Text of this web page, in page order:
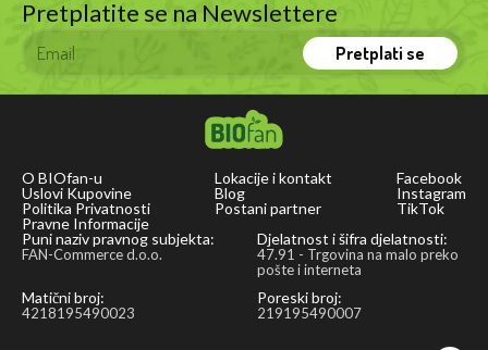
Pretplatite se na Newslettere
Pretplati se
O BIOfan-u
Uslovi Kupovine
Politika Privatnosti
Lokacije i kontakt
Blog
Postani partner
Facebook
Instagram
TikTok
Pravne Informacije
Puni naziv pravnog subjekta:
FAN-Commerce d.o.o.
Djelatnost i šifra djelatnosti:
47.91 - Trgovina na malo preko
pošte i interneta
Matični broj:
4218195490023
Poreski broj:
219195490007